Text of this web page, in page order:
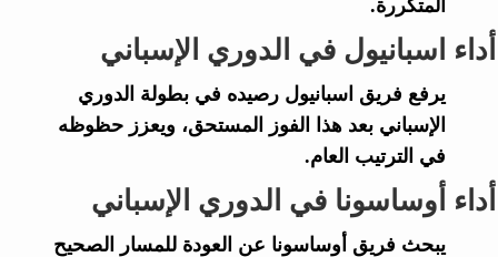
المتكررة.
أداء اسبانيول في الدوري الإسباني
يرفع فريق اسبانيول رصيده في بطولة الدوري
الإسباني بعد هذا الفوز المستحق، ويعزز حظوظه
في الترتيب العام.
أداء أوساسونا في الدوري الإسباني
يبحث فريق أوساسونا عن العودة للمسار الصحيح